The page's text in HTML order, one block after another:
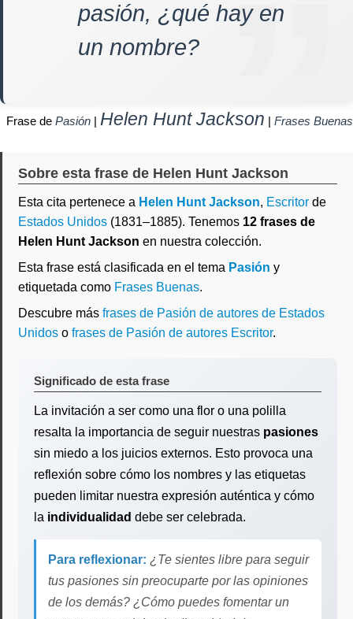
pasión, ¿qué hay en
un nombre?
Frase de Pasión | Helen Hunt Jackson | Frases Buenas
Sobre esta frase de Helen Hunt Jackson
Esta cita pertenece a Helen Hunt Jackson, Escritor de
Estados Unidos (1831–1885). Tenemos 12 frases de
Helen Hunt Jackson en nuestra colección.
Esta frase está clasificada en el tema Pasión y
etiquetada como Frases Buenas.
Descubre más frases de Pasión de autores de Estados
Unidos o frases de Pasión de autores Escritor.
Significado de esta frase
La invitación a ser como una flor o una polilla
resalta la importancia de seguir nuestras pasiones
sin miedo a los juicios externos. Esto provoca una
reflexión sobre cómo los nombres y las etiquetas
pueden limitar nuestra expresión auténtica y cómo
la individualidad debe ser celebrada.
Para reflexionar: ¿Te sientes libre para seguir
tus pasiones sin preocuparte por las opiniones
de los demás? ¿Cómo puedes fomentar un